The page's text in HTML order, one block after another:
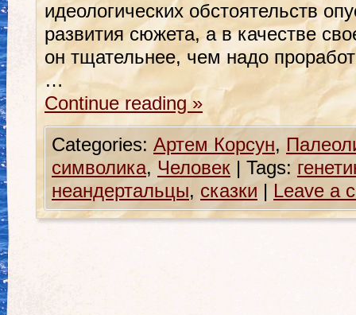
идеологических обстоятельств
развития сюжета, а в качестве
он тщательнее, чем надо
…
Continue reading»
Categories: Артем Корсун,
символика, Человек | Tags:
неандертальцы, сказки | Leave a